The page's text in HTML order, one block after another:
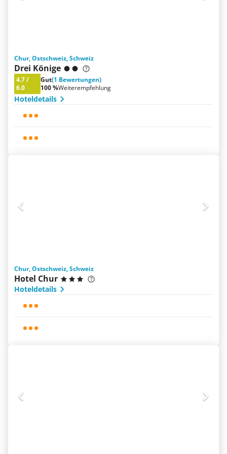
Chur, Ostschweiz, Schweiz
Drei Könige
4.7/
6.0
Gut(1 Bewertungen)
100 %Weiterempfehlung
Hoteldetails
Chur, Ostschweiz, Schweiz
Hotel Chur
Hoteldetails